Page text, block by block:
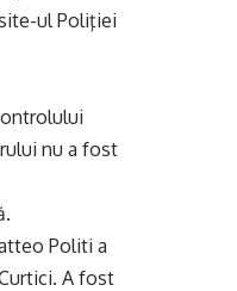
ul Poliţiei
nu a fost
Politi a
A fost